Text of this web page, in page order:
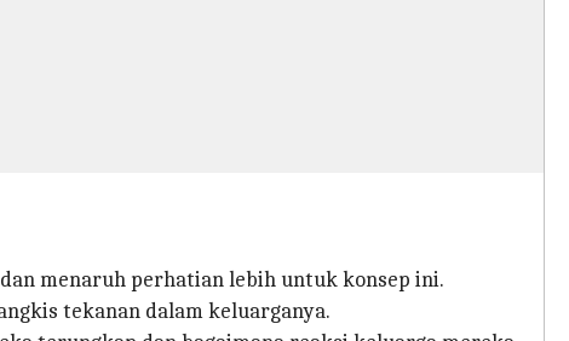
menaruh perhatian lebih untuk konsep ini.
tekanan dalam keluarganya.